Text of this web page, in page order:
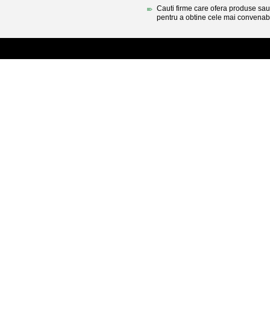
Cauti firme care ofera produse
pentru a obtine cele mai